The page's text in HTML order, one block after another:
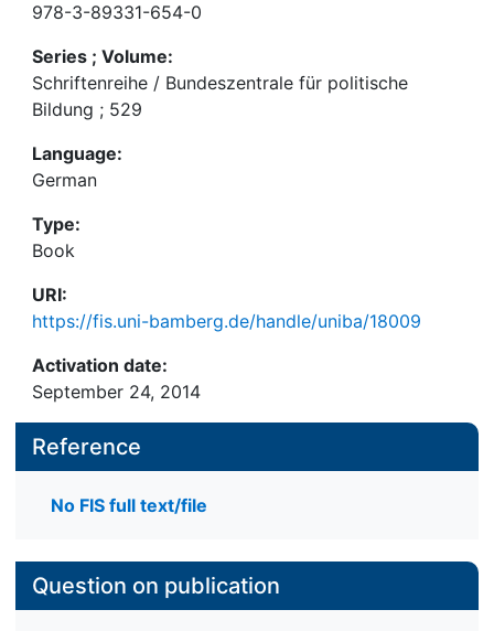
978-3-89331-654-0
Series ; Volume:
Schriftenreihe / Bundeszentrale für politische
Bildung ; 529
Language:
German
Type:
Book
URI:
https://fis.uni-bamberg.de/handle/uniba/18009
Activation date:
September 24, 2014
Reference
No FIS full text/file
Question on publication